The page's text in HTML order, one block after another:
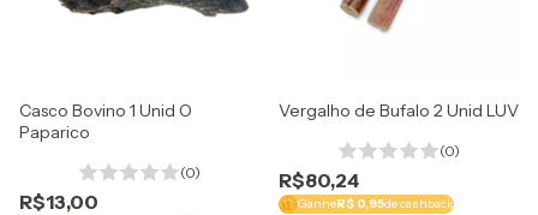
Casco Bovino 1 Unid O
Paparico
(0)
R$13,00
Vergalho de Bufalo 2 Unid LUV
(0)
R$80,24
GanheR$ 0,95de cashback